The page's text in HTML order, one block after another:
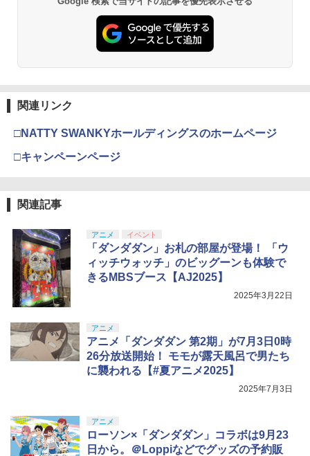
関連リンク
□NATTY SWANKYホールディングスのホームページ
□キャンペーンページ
関連記事
アニメ イベント
「ダンダダン」お札の部屋が登場！ 「ウ
ィッチウォッチ」のビッグーンも体験で
きるMBSブース【AJ2025】
2025年3月22日
アニメ
アニメ「ダンダダン 第2期」が7月3日0時
26分放送開始！ モモが露天風呂で男たち
に襲われる【#夏アニメ2025】
2025年7月3日
アニメ
ローソン×「ダンダダン」コラボは9月23
日から。＠Loppiなどでグッズの予約販